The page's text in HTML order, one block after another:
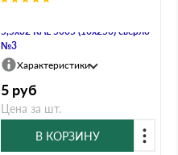
5,5х32 RAL 5005 (10х250) сверло
№3
Характеристики
5 руб
Цена за шт.
В КОРЗИНУ